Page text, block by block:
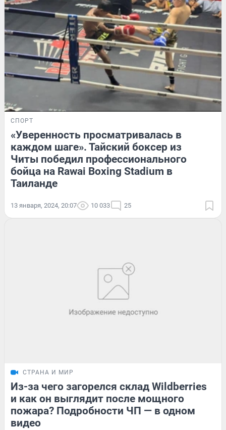
СПОРТ
«Уверенность просматривалась в
каждом шаге». Тайский боксер из
Читы победил профессионального
бойца на Rawai Boxing Stadium в
Таиланде
13 января, 2024, 20:07 10 033 25
СТРАНА И МИР
Из-за чего загорелся склад Wildberries
и как он выглядит после мощного
пожара? Подробности ЧП — в одном
видео